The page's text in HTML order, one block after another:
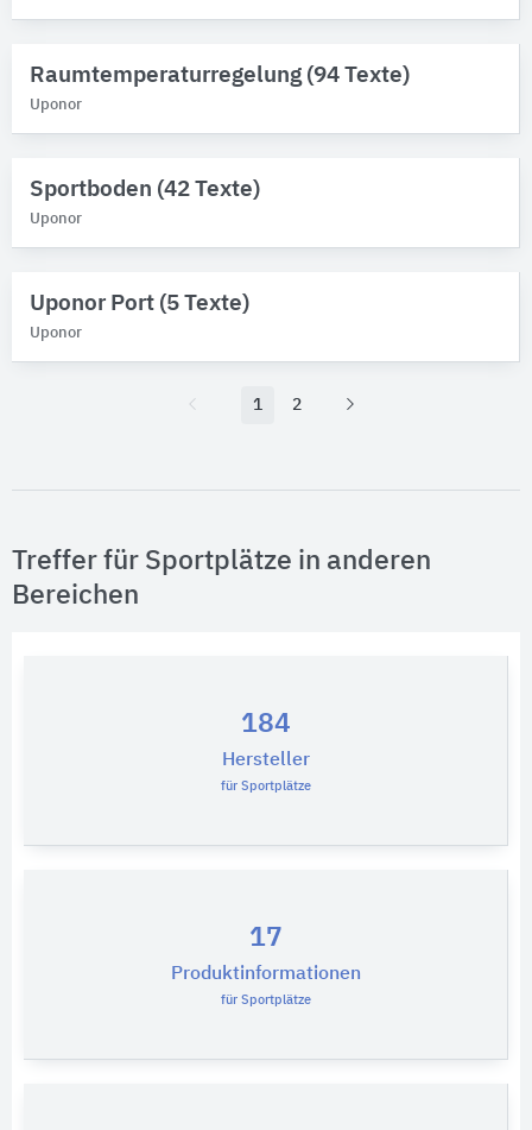
Raumtemperaturregelung (94 Texte)
Uponor
Sportboden (42 Texte)
Uponor
Uponor Port (5 Texte)
Uponor
1 2
Treffer für Sportplätze in anderen
Bereichen
184
Hersteller
für Sportplätze
17
Produktinformationen
für Sportplätze